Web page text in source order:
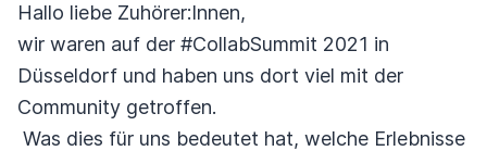
Hallo liebe Zuhörer:Innen,
wir waren auf der #CollabSummit 2021 in
Düsseldorf und haben uns dort viel mit der
Community getroffen.
Was dies für uns bedeutet hat, welche Erlebnisse